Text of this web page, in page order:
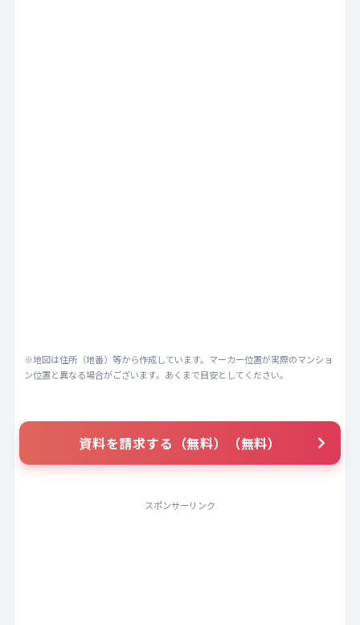
※地図は住所（地番）等から作成しています。マーカー位置が実際のマンショ
ン位置と異なる場合がございます。あくまで目安としてください。
資料を請求する（無料）（無料）
スポンサーリンク